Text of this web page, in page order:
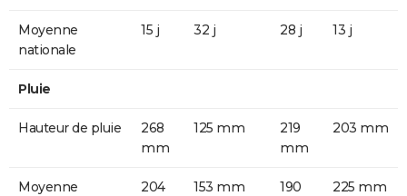
Moyenne
nationale
15 j 32 j 28 j 13 j
Pluie
Hauteur de pluie
268
mm
125 mm
219
mm
203 mm
Moyenne
204
153 mm
190
225 mm